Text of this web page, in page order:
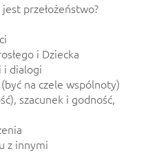
przełożeństwo?
i Dziecka
i dialogi
(być na czele wspólnoty)
szacunek i godność,
z innymi